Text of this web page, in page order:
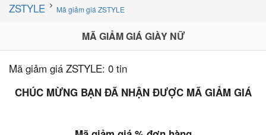
ZSTYLE Mã giảm giá ZSTYLE
MÃ GIẢM GIÁ GIÀY NỮ
Mã giảm giá ZSTYLE: 0 tin
CHÚC MỪNG BẠN ĐÃ NHẬN ĐƯỢC MÃ GIẢM GIÁ